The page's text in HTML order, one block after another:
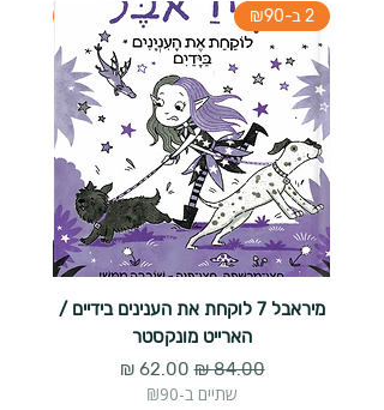
2 ב-₪90
מיראבל 7 לוקחת את הענינים בידיים /
הארייט מונקסטר
מחיר רגיל‏84.00 ‏₪ מחיר מבצע
שתיים ב-₪90